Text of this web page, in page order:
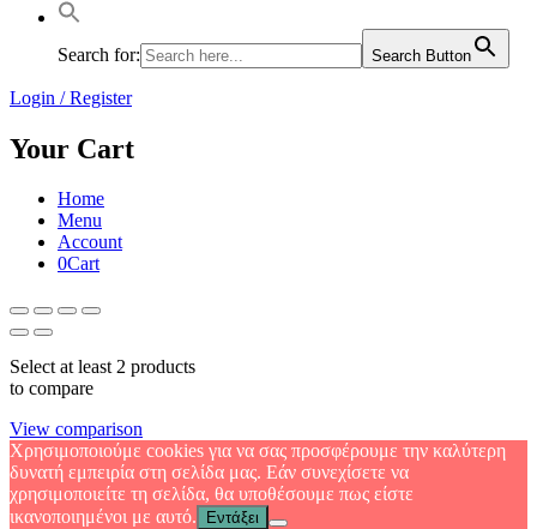
Search for: Search Button
Login / Register
Your Cart
Home
Menu
Account
0Cart
Select at least 2 products
to compare
View comparison
Χρησιμοποιούμε cookies για να σας προσφέρουμε την καλύτερη
δυνατή εμπειρία στη σελίδα μας. Εάν συνεχίσετε να
χρησιμοποιείτε τη σελίδα, θα υποθέσουμε πως είστε
ικανοποιημένοι με αυτό.
Εντάξει